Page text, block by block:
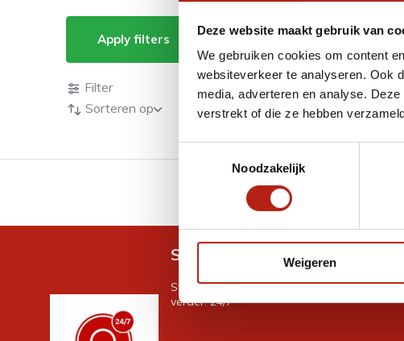
Deze website maakt gebruik van
We gebruiken cookies om content
websiteverkeer te analyseren. Ook
media, adverteren en analyse.
verstrekt of die ze hebben
Noodzakelijk
Weigeren
Apply filters Producten getagd met 1
Producten
Filter
Sorteren op
GRATIS verzending v.a €75
Snel antwoord op je vraag?
Stel je vraag in de chat, en we helpen je
verder. 24/7